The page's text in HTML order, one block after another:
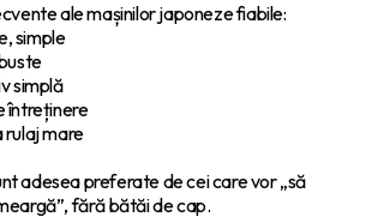
ale mașinilor japoneze fiabile:
simple
simplă
întreținere
rulaj mare
adesea preferate de cei care vor „să
fără bătăi de cap.